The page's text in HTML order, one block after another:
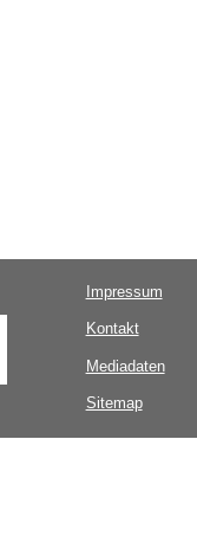
Impressum
Kontakt
Mediadaten
Sitemap